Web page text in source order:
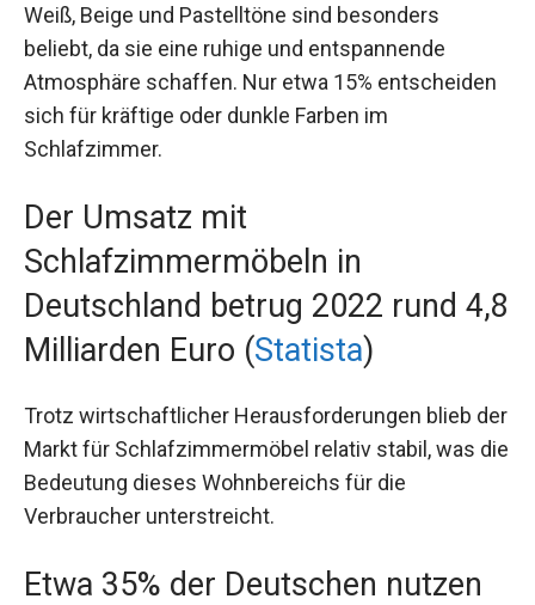
Weiß, Beige und Pastelltöne sind besonders
beliebt, da sie eine ruhige und entspannende
Atmosphäre schaffen. Nur etwa 15% entscheiden
sich für kräftige oder dunkle Farben im
Schlafzimmer.
Der Umsatz mit
Schlafzimmermöbeln in
Deutschland betrug 2022 rund 4,8
Milliarden Euro (Statista)
Trotz wirtschaftlicher Herausforderungen blieb der
Markt für Schlafzimmermöbel relativ stabil, was die
Bedeutung dieses Wohnbereichs für die
Verbraucher unterstreicht.
Etwa 35% der Deutschen nutzen